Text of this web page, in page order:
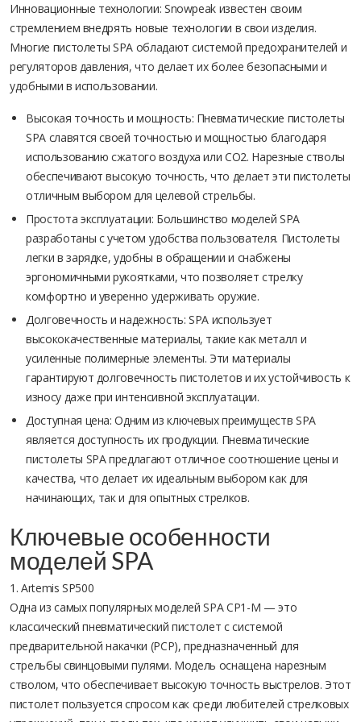
Инновационные технологии: Snowpeak известен своим
стремлением внедрять новые технологии в свои изделия.
Многие пистолеты SPA обладают системой предохранителей и
регуляторов давления, что делает их более безопасными и
удобными в использовании.
Высокая точность и мощность: Пневматические пистолеты
SPA славятся своей точностью и мощностью благодаря
использованию сжатого воздуха или CO2. Нарезные стволы
обеспечивают высокую точность, что делает эти пистолеты
отличным выбором для целевой стрельбы.
Простота эксплуатации: Большинство моделей SPA
разработаны с учетом удобства пользователя. Пистолеты
легки в зарядке, удобны в обращении и снабжены
эргономичными рукоятками, что позволяет стрелку
комфортно и уверенно удерживать оружие.
Долговечность и надежность: SPA использует
высококачественные материалы, такие как металл и
усиленные полимерные элементы. Эти материалы
гарантируют долговечность пистолетов и их устойчивость к
износу даже при интенсивной эксплуатации.
Доступная цена: Одним из ключевых преимуществ SPA
является доступность их продукции. Пневматические
пистолеты SPA предлагают отличное соотношение цены и
качества, что делает их идеальным выбором как для
начинающих, так и для опытных стрелков.
Ключевые особенности
моделей SPA
1. Artemis SP500
Одна из самых популярных моделей SPA CP1-M — это
классический пневматический пистолет с системой
предварительной накачки (PCP), предназначенный для
стрельбы свинцовыми пулями. Модель оснащена нарезным
стволом, что обеспечивает высокую точность выстрелов. Этот
пистолет пользуется спросом как среди любителей стрелковых